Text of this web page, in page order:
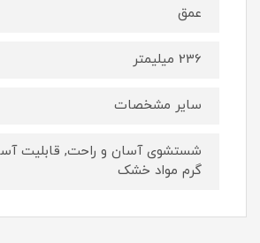
عمق
236 میلیمتر
سایر مشخصات
گرم مواد خشک